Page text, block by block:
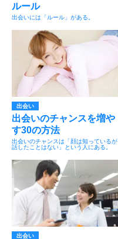
ルール
出会いには「ルール」がある。
出会い
出会いのチャンスを増や
す30の方法
出会いのチャンスは「顔は知っているが
話したことはない」という人にある。
出会い